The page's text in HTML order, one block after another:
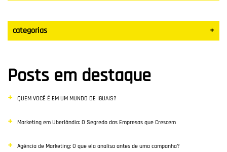
categorias +
Blog
Vendas
Destaque
Inbound Marketing
Posts em destaque
QUEM VOCÊ É EM UM MUNDO DE IGUAIS?
Marketing em Uberlândia: O Segredo das Empresas que Crescem
Agência de Marketing: O que ela analisa antes de uma campanha?